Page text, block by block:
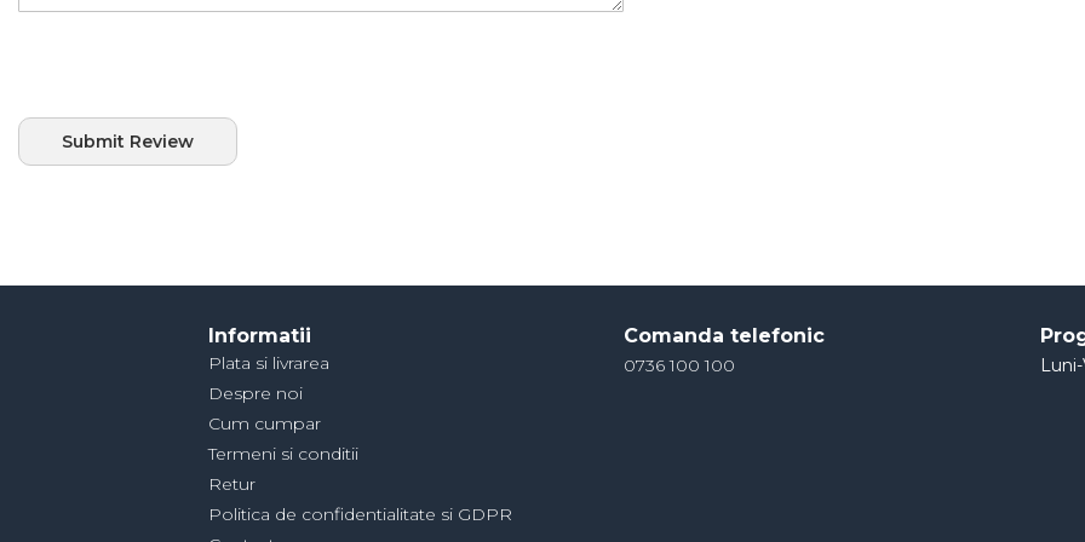
Submit Review
Informatii
Plata si livrarea
Despre noi
Cum cumpar
Termeni si conditii
Retur
Politica de confidentialitate si GDPR
Comanda telefonic
0736 100 100